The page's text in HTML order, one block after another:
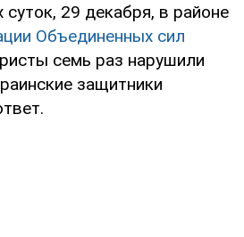
суток, 29 декабря, в районе
Объединенных сил
семь раз нарушили
защитники